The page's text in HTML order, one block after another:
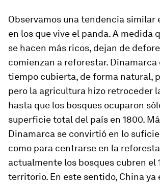
Observamos una tendencia similar
en los que vive el panda. A medida
se hacen más ricos, dejan de
comienzan a reforestar. Dinamarca
tiempo cubierta, de forma natural,
pero la agricultura hizo retroceder
hasta que los bosques ocuparon
superficie total del país en 1800.
Dinamarca se convirtió en lo
como para centrarse en la
actualmente los bosques cubren el
territorio. En este sentido, China ya